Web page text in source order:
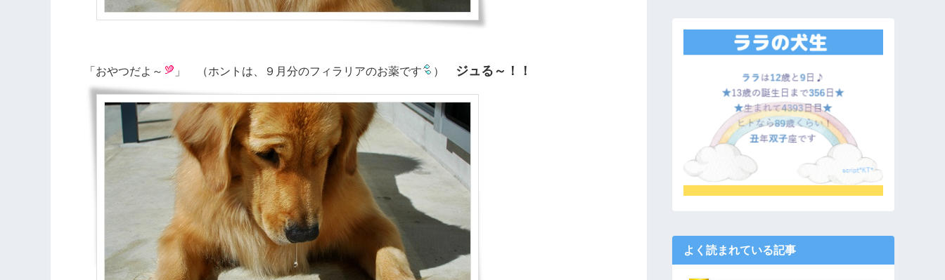
「おやつだよ～ 」 （ホントは、９月分のフィラリアのお薬です ） ジュる～！！
よく読まれている記事